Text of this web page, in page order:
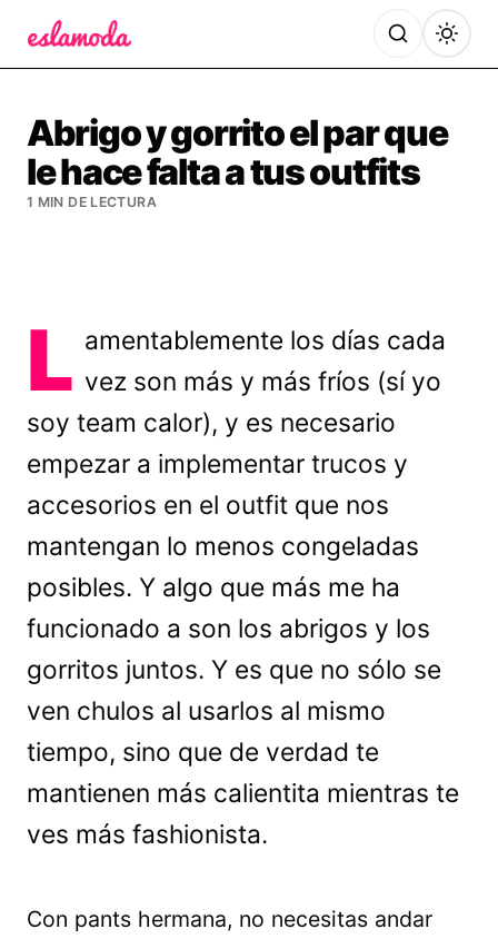
Abrigo y gorrito el par que
le hace falta a tus outfits
1 MIN DE LECTURA
L amentablemente los días cada
vez son más y más fríos (sí yo
soy team calor), y es necesario
empezar a implementar trucos y
accesorios en el outfit que nos
mantengan lo menos congeladas
posibles. Y algo que más me ha
funcionado a son los abrigos y los
gorritos juntos. Y es que no sólo se
ven chulos al usarlos al mismo
tiempo, sino que de verdad te
mantienen más calientita mientras te
ves más fashionista.
Con pants hermana, no necesitas andar